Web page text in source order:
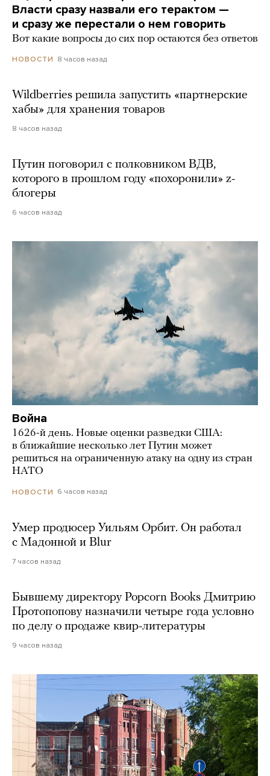
Власти сразу назвали его терактом —
и сразу же перестали о нем говорить
Вот какие вопросы до сих пор остаются без ответов
НОВОСТИ 8 часов назад
Wildberries решила запустить «партнерские
хабы» для хранения товаров
8 часов назад
Путин поговорил с полковником ВДВ,
которого в прошлом году «похоронили» z-
блогеры
6 часов назад
Война
1626-й день. Новые оценки разведки США:
в ближайшие несколько лет Путин может
решиться на ограниченную атаку на одну из стран
НАТО
НОВОСТИ 6 часов назад
Умер продюсер Уильям Орбит. Он работал
с Мадонной и Blur
7 часов назад
Бывшему директору Popcorn Books Дмитрию
Протопопову назначили четыре года условно
по делу о продаже квир-литературы
9 часов назад